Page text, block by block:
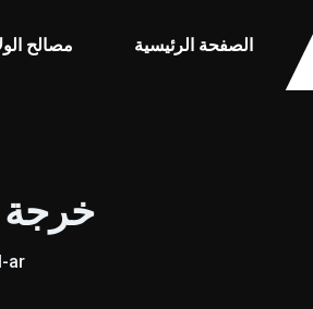
الصفحة الرئيسية مصالح
خرجة
ar